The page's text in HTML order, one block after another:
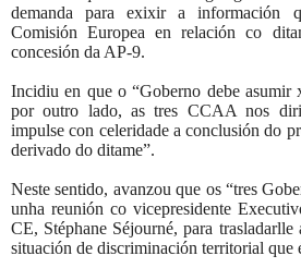
demanda para exixir a información
Comisión Europea en relación co
concesión da AP-9.
Incidiu en que o “Goberno debe asumir
por outro lado, as tres CCAA nos
impulse con celeridade a conclusión do
derivado do ditame”.
Neste sentido, avanzou que os “tres
unha reunión co vicepresidente
CE, Stéphane Séjourné, para trasladarlle
situación de discriminación territorial que